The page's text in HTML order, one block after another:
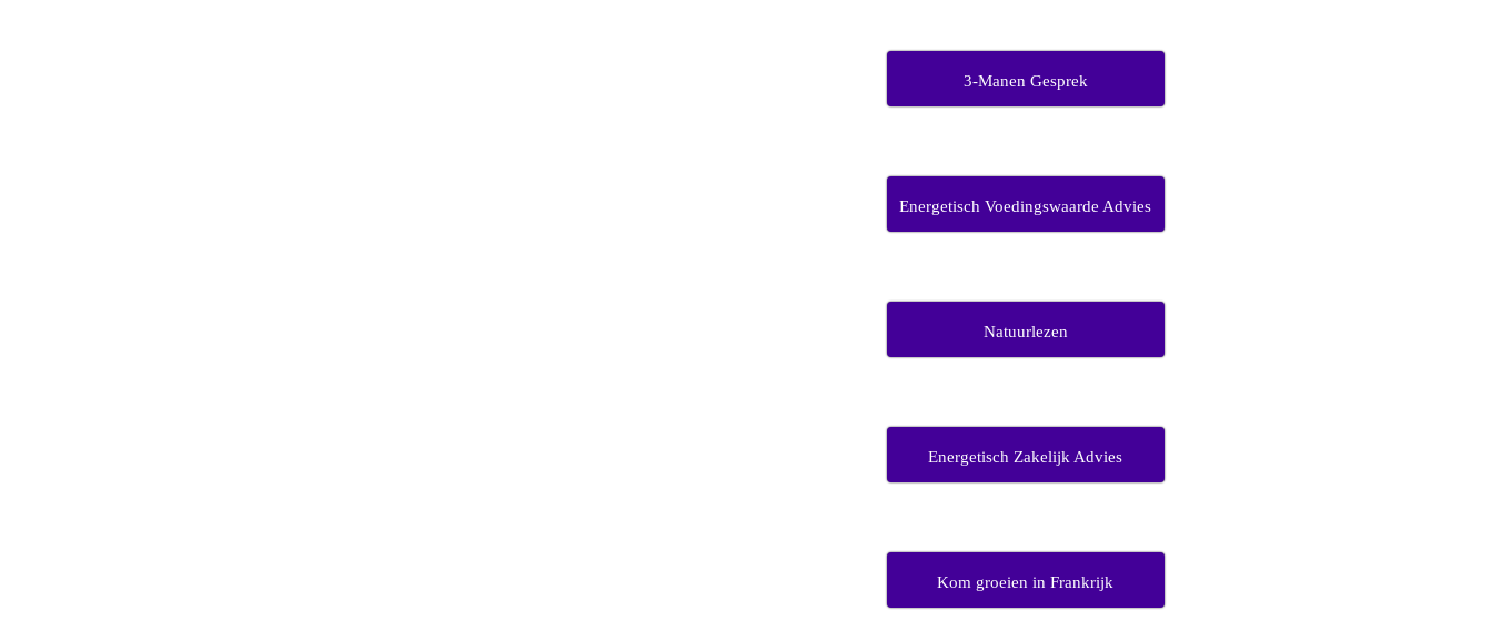
3-Manen Gesprek
Energetisch Voedingswaarde Advies
Natuurlezen
Energetisch Zakelijk Advies
Kom groeien in Frankrijk